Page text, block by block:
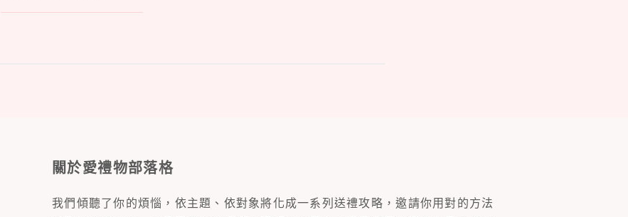
關於愛禮物部落格
我們傾聽了你的煩惱，依主題、依對象將化成一系列送禮攻略，邀請你用對的方法